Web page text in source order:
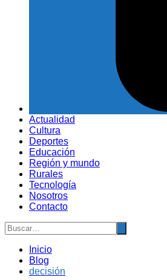
Actualidad
Cultura
Deportes
Educación
Región y mundo
Rurales
Tecnología
Nosotros
Contacto
Inicio
Blog
decisión